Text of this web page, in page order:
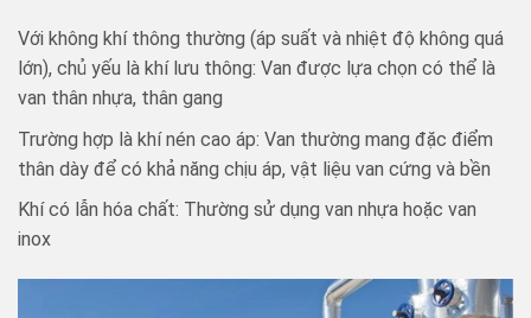
Với không khí thông thường (áp suất và nhiệt độ không quá
lớn), chủ yếu là khí lưu thông: Van được lựa chọn có thể là
van thân nhựa, thân gang
Trường hợp là khí nén cao áp: Van thường mang đặc điểm
thân dày để có khả năng chịu áp, vật liệu van cứng và bền
Khí có lẫn hóa chất: Thường sử dụng van nhựa hoặc van
inox